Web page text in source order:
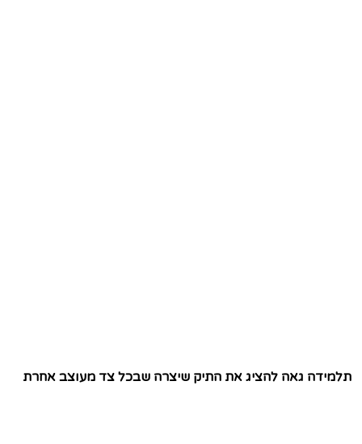
תלמידה גאה להציג את התיק שיצרה שבכל צד מעוצב אחרת